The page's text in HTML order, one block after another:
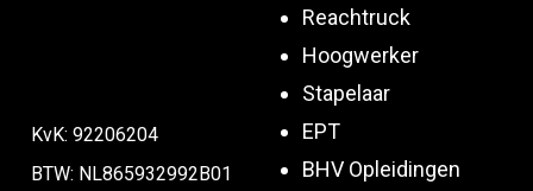
KvK: 92206204
BTW: NL865932992B01
Reachtruck
Hoogwerker
Stapelaar
EPT
BHV Opleidingen